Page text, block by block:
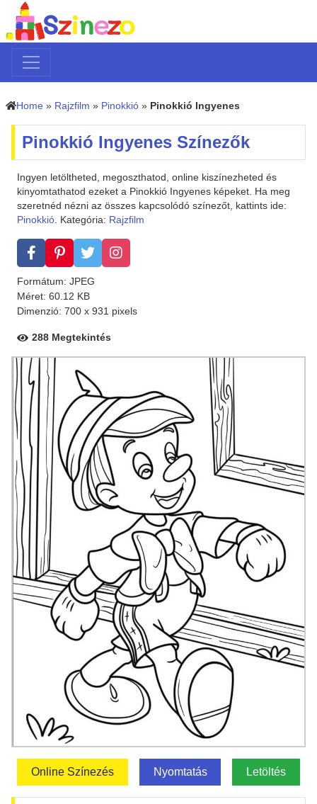
Home » Rajzfilm » Pinokkió » Pinokkió Ingyenes
Pinokkió Ingyenes Színezők
Ingyen letöltheted, megoszthatod, online kiszínezheted és
kinyomtathatod ezeket a Pinokkió Ingyenes képeket. Ha meg
szeretnéd nézni az összes kapcsolódó színezőt, kattints ide:
Pinokkió. Kategória: Rajzfilm
Formátum: JPEG
Méret: 60.12 KB
Dimenzió: 700 x 931 pixels
288 Megtekintés
Online Színezés Nyomtatás Letöltés